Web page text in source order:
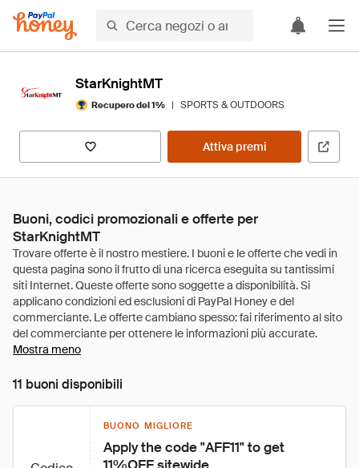
StarKnightMT
Recupero del 1% | SPORTS & OUTDOORS
Attiva premi
Buoni, codici promozionali e offerte per
StarKnightMT
Mostra meno
11 buoni disponibili
BUONO MIGLIORE
Apply the code "AFF11" to get